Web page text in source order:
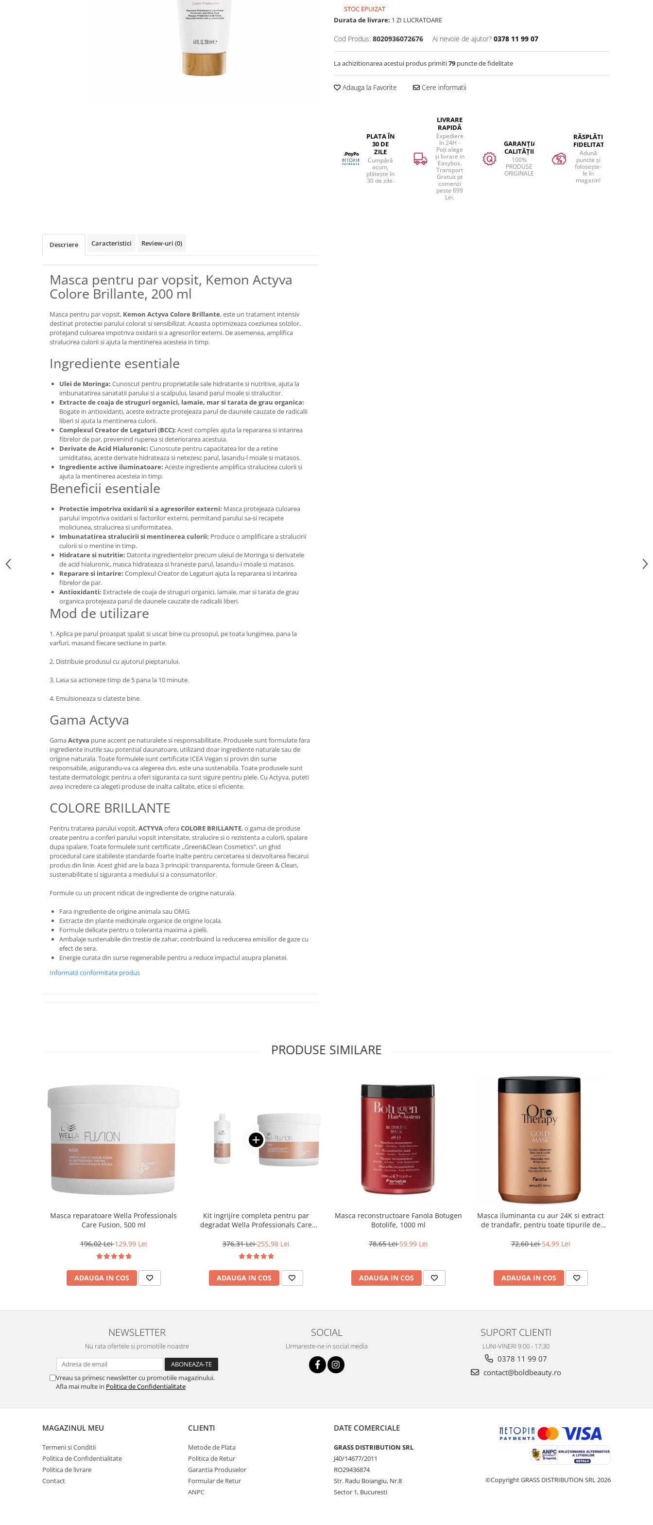
STOC EPUIZAT
Durata de livrare: 1 ZI LUCRATOARE
Cod Produs: 8020936072676 Ai nevoie de ajutor? 0378 11 99 07
La achizitionarea acestui produs primiti79 puncte de fidelitate
Adauga la Favorite Cere informatii
PLATA ÎN
30 DE
ZILE
Cumpără
acum,
plătește în
30 de zile.
LIVRARE
RAPIDĂ
Expediere
în 24H -
Poți alege
și livrare in
Easybox.
Transport
Gratuit pt
comenzi
peste 699
Lei.
GARANȚIA
CALITĂȚII
100%
PRODUSE
ORIGINALE
RĂSPLĂTIM
FIDELITATEA
Adună
puncte și
folosește-
le în
magazin!
Descriere Caracteristici Review-uri (0)
Masca pentru par vopsit, Kemon Actyva
Colore Brillante, 200 ml
Masca pentru par vopsit, Kemon Actyva Colore Brillante, este un tratament intensiv
destinat protectiei parului colorat si sensibilizat. Aceasta optimizeaza coeziunea solzilor,
protejand culoarea impotriva oxidarii si a agresorilor externi. De asemenea, amplifica
stralucirea culorii si ajuta la mentinerea acesteia in timp.
Ingrediente esentiale
Ulei de Moringa: Cunoscut pentru proprietatile sale hidratante si nutritive, ajuta la
imbunatatirea sanatatii parului si a scalpului, lasand parul moale si stralucitor.
Extracte de coaja de struguri organici, lamaie, mar si tarata de grau organica:
Bogate in antioxidanti, aceste extracte protejeaza parul de daunele cauzate de radicalii
liberi si ajuta la mentinerea culorii.
Complexul Creator de Legaturi (BCC): Acest complex ajuta la repararea si intarirea
fibrelor de par, prevenind ruperea si deteriorarea acestuia.
Derivate de Acid Hialuronic: Cunoscute pentru capacitatea lor de a retine
umiditatea, aceste derivate hidrateaza si netezesc parul, lasandu-l moale si matasos.
Ingrediente active iluminatoare: Aceste ingrediente amplifica stralucirea culorii si
ajuta la mentinerea acesteia in timp.
Beneficii esentiale
Protectie impotriva oxidarii si a agresorilor externi: Masca protejeaza culoarea
parului impotriva oxidarii si factorilor externi, permitand parului sa-si recapete
moliciunea, stralucirea si uniformitatea.
Imbunatatirea stralucirii si mentinerea culorii: Produce o amplificare a stralucirii
culorii si o mentine in timp.
Hidratare si nutritie: Datorita ingredientelor precum uleiul de Moringa si derivatele
de acid hialuronic, masca hidrateaza si hraneste parul, lasandu-l moale si matasos.
Reparare si intarire: Complexul Creator de Legaturi ajuta la repararea si intarirea
fibrelor de par.
Antioxidanti: Extractele de coaja de struguri organici, lamaie, mar si tarata de grau
organica protejeaza parul de daunele cauzate de radicalii liberi.
Mod de utilizare
1. Aplica pe parul proaspat spalat si uscat bine cu prosopul, pe toata lungimea, pana la
varfuri, masand fiecare sectiune in parte.
2. Distribuie produsul cu ajutorul pieptanului.
3. Lasa sa actioneze timp de 5 pana la 10 minute.
4. Emulsioneaza si clateste bine.
Gama Actyva
GamaActyva pune accent pe naturalete si responsabilitate. Produsele sunt formulate fara
ingrediente inutile sau potential daunatoare, utilizand doar ingrediente naturale sau de
origine naturala. Toate formulele sunt certificate ICEA Vegan si provin din surse
responsabile, asigurandu-va ca alegerea dvs. este una sustenabila. Toate produsele sunt
testate dermatologic pentru a oferi siguranta ca sunt sigure pentru piele. Cu Actyva, puteti
avea incredere ca alegeti produse de inalta calitate, etice si eficiente.
COLORE BRILLANTE
Pentru tratarea parului vopsit,ACTYVAoferaCOLORE BRILLANTE, o gama de produse
create pentru a conferi parului vopsit intensitate, stralucire si o rezistenta a culorii, spalare
dupa spalare. Toate formulele sunt certificate ,,Green&Clean Cosmetics", un ghid
procedural care stabileste standarde foarte inalte pentru cercetarea si dezvoltarea fiecarui
produs din linie. Acest ghid are la baza 3 principii: transparenta, formule Green & Clean,
sustenabilitate si siguranta a mediului si a consumatorilor.
Formule cu un procent ridicat de ingrediente de origine naturala.
Fara ingrediente de origine animala sau OMG.
Extracte din plante medicinale organice de origine locala.
Formule delicate pentru o toleranta maxima a pielii.
Ambalaje sustenabile din trestie de zahar, contribuind la reducerea emisiilor de gaze cu
efect de sera.
Energie curata din surse regenerabile pentru a reduce impactul asupra planetei.
Informatii conformitate produs
PRODUSE SIMILARE
Masca reparatoare Wella Professionals
Care Fusion, 500 ml
196,02 Lei129,99 Lei
ADAUGA IN COS
Kit ingrijire completa pentru par
degradat Wella Professionals Care
376,31 Lei255,98 Lei
ADAUGA IN COS
Masca reconstructoare Fanola Botugen
Botolife, 1000 ml
78,65 Lei59,99 Lei
ADAUGA IN COS
Masca iluminanta cu aur 24K si extract
de trandafir, pentru toate tipurile de
72,60 Lei54,99 Lei
ADAUGA IN COS
NEWSLETTER
Nu rata ofertele si promotiile noastre
Vreau sa primesc newsletter cu promotiile magazinului.
Afla mai multe in Politica de Confidentialitate
SOCIAL
Urmareste-ne in social media
SUPORT CLIENTI
LUNI-VINERI 9:00 - 17:30
0378 11 99 07
contact@boldbeauty.ro
MAGAZINUL MEU
Termeni si Conditii
Politica de Confidentialitate
Politica de livrare
Contact
CLIENTI
Metode de Plata
Politica de Retur
Garantia Produselor
Formular de Retur
ANPC
DATE COMERCIALE
GRASS DISTRIBUTION SRL
J40/14677/2011
RO29436874
Str. Radu Boiangiu, Nr.8
Sector 1, Bucuresti
©Copyright GRASS DISTRIBUTION SRL 2026